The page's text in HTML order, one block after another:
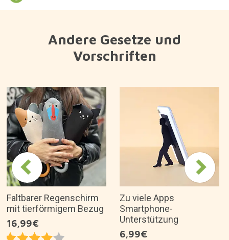
Andere Gesetze und
Vorschriften
Faltbarer Regenschirm
mit tierförmigem Bezug
16,99€
Zu viele Apps
Smartphone-
Unterstützung
6,99€